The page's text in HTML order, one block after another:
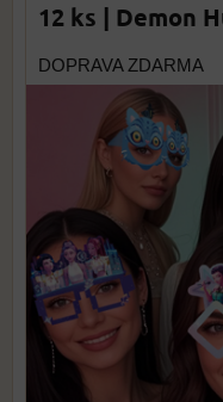
12 ks | Demon
DOPRAVA ZDARMA